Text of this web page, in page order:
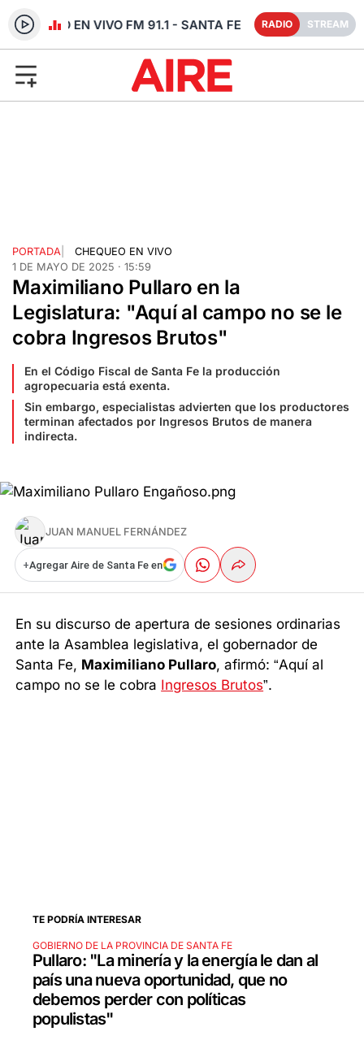
RADIO EN VIVO FM 91.1 - SANTA FE RADIO STREAM
PORTADA
CHEQUEO EN VIVO
1 DE MAYO DE 2025 · 15:59
Maximiliano Pullaro en la
Legislatura: "Aquí al campo no se le
cobra Ingresos Brutos"
En el Código Fiscal de Santa Fe la producción
agropecuaria está exenta.
Sin embargo, especialistas advierten que los productores
terminan afectados por Ingresos Brutos de manera
indirecta.
JUAN MANUEL FERNÁNDEZ
+Agregar Aire de Santa Fe en
En su discurso de apertura de sesiones ordinarias
ante la Asamblea legislativa, el gobernador de
Santa Fe, Maximiliano Pullaro, afirmó: “Aquí al
campo no se le cobra Ingresos Brutos”.
TE PODRÍA INTERESAR
GOBIERNO DE LA PROVINCIA DE SANTA FE
Pullaro: "La minería y la energía le dan al
país una nueva oportunidad, que no
debemos perder con políticas
populistas"